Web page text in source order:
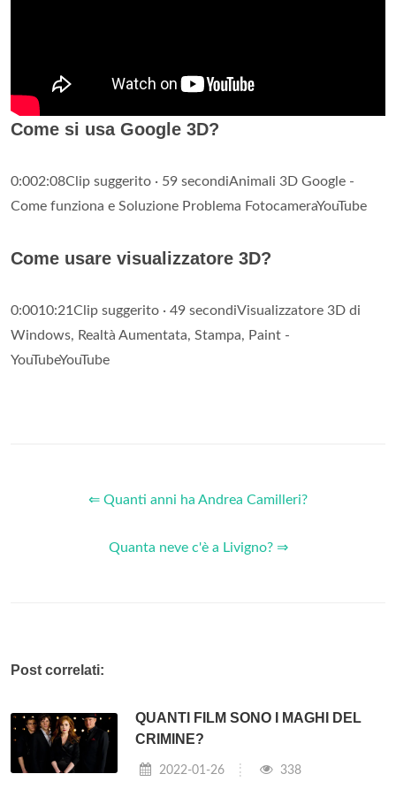
Come si usa Google 3D?
0:002:08Clip suggerito · 59 secondiAnimali 3D Google -
Come funziona e Soluzione Problema FotocameraYouTube
Come usare visualizzatore 3D?
0:0010:21Clip suggerito · 49 secondiVisualizzatore 3D di
Windows, Realtà Aumentata, Stampa, Paint -
YouTubeYouTube
⇐ Quanti anni ha Andrea Camilleri?
Quanta neve c'è a Livigno? ⇒
Post correlati:
QUANTI FILM SONO I MAGHI DEL
CRIMINE?
2022-01-26 338